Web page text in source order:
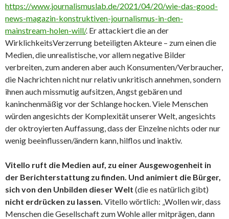
https://www.journalismuslab.de/2021/04/20/wie-das-good-
news-magazin-konstruktiven-journalismus-in-den-
mainstream-holen-will/. Er attackiert die an der
WirklichkeitsVerzerrung beteiligten Akteure – zum einen die
Medien, die unrealistische, vor allem negative Bilder
verbreiten, zum anderen aber auch Konsumenten/Verbraucher,
die Nachrichten nicht nur relativ unkritisch annehmen, sondern
ihnen auch missmutig aufsitzen, Angst gebären und
kaninchenmäßig vor der Schlange hocken. Viele Menschen
würden angesichts der Komplexität unserer Welt, angesichts
der oktroyierten Auffassung, dass der Einzelne nichts oder nur
wenig beeinflussen/ändern kann, hilflos und inaktiv.
Vitello ruft die Medien auf, zu einer Ausgewogenheit in
der Berichterstattung zu finden. Und animiert die Bürger,
sich von den Unbilden dieser Welt (die es natürlich gibt)
nicht erdrücken zu lassen. Vitello wörtlich: „Wollen wir, dass
Menschen die Gesellschaft zum Wohle aller mitprägen, dann